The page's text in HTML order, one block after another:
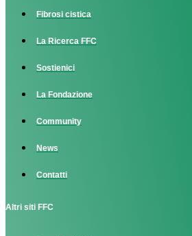
Fibrosi cistica
La Ricerca FFC
Sostienici
La Fondazione
Community
News
Contatti
Altri siti FFC